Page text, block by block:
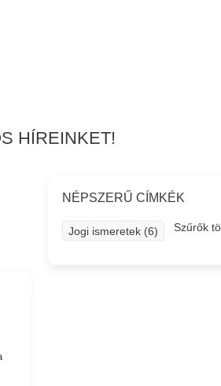
HÍREINKET!
NÉPSZERŰ CÍMKÉK
Jogi ismeretek (6) Szűrők